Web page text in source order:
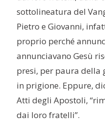
sottolineatura del
Pietro e Giovanni,
proprio perché
annunciavano Gesù
presi, per paura della
in prigione. Eppure,
Atti degli Apostoli,
dai loro fratelli”.